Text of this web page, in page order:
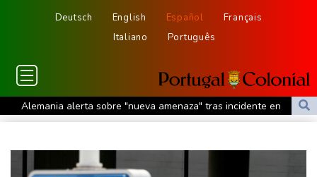
Deutsch English Español
Français
Italiano
Português
Alemania alerta sobre "nueva amenaza" tras incidente en
aeropuerto clave para envíos a Ucrania
Infantino